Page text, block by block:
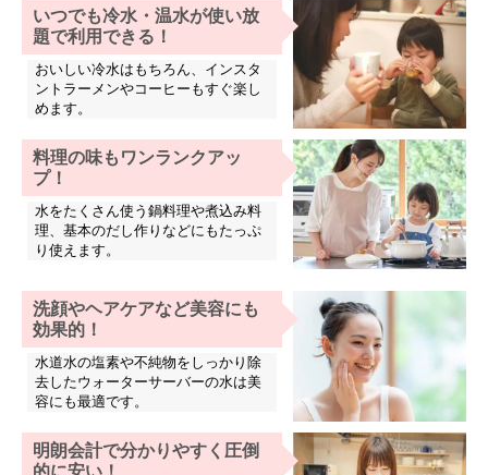
いつでも冷水・温水が使い放
題で利用できる！
おいしい冷水はもちろん、インスタ
ントラーメンやコーヒーもすぐ楽し
めます。
料理の味もワンランクアッ
プ！
水をたくさん使う鍋料理や煮込み料
理、基本のだし作りなどにもたっぷ
り使えます。
洗顔やヘアケアなど美容にも
効果的！
水道水の塩素や不純物をしっかり除
去したウォーターサーバーの水は美
容にも最適です。
明朗会計で分かりやすく圧倒